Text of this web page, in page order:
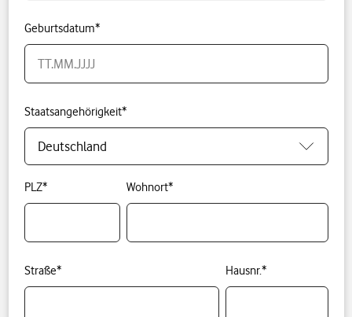
Geburtsdatum*
Staatsangehörigkeit*
PLZ* Wohnort*
Straße* Hausnr.*